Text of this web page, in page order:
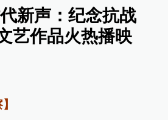
新声：纪念抗战
艺作品火热播映